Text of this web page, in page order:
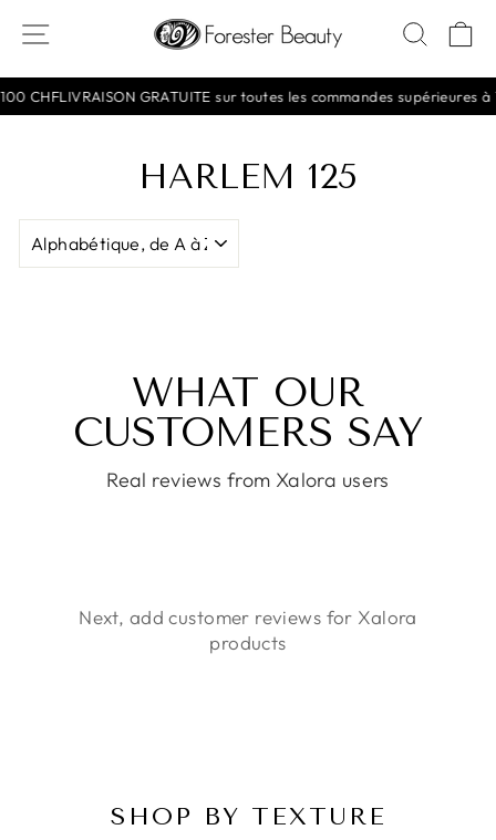
NAVIGATION
CHFLIVRAISON GRATUITE sur toutes les commandes supérieures à
HARLEM 125
WHAT OUR
CUSTOMERS SAY
Real reviews from Xalora users
Next, add customer reviews for Xalora
products
SHOP BY TEXTURE